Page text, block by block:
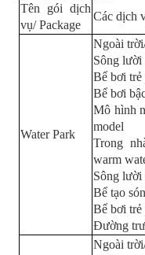
Tên gói dịch
vụ/ Package
Các dịch
Water Park
Ngoài
Sông lười
Bể bơi trẻ
Bể bơi
Mô hình
model
Trong
warm
Sông lười
Bể tạo
Bể bơi trẻ
Đường
Ngoài